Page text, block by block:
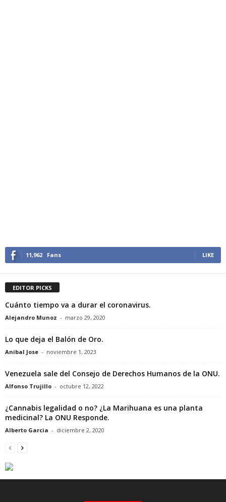
11,962 Fans LIKE
EDITOR PICKS
Cuánto tiempo va a durar el coronavirus.
Alejandro Munoz - marzo 29, 2020
Lo que deja el Balón de Oro.
Anibal Jose - noviembre 1, 2023
Venezuela sale del Consejo de Derechos Humanos de la ONU.
Alfonso Trujillo - octubre 12, 2022
¿Cannabis legalidad o no? ¿La Marihuana es una planta
medicinal? La ONU Responde.
Alberto Garcia - diciembre 2, 2020